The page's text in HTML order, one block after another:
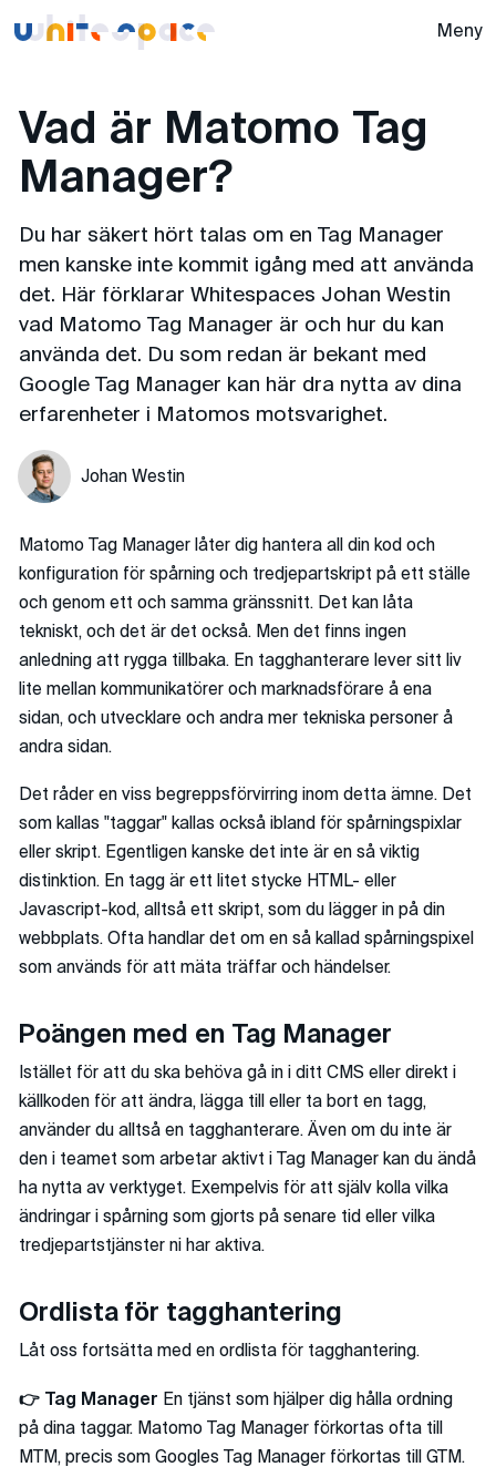
Whitespace - Meny
Vad är Matomo Tag
Manager?
Du har säkert hört talas om en Tag Manager
men kanske inte kommit igång med att använda
det. Här förklarar Whitespaces Johan Westin
vad Matomo Tag Manager är och hur du kan
använda det. Du som redan är bekant med
Google Tag Manager kan här dra nytta av dina
erfarenheter i Matomos motsvarighet.
Johan Westin
Matomo Tag Manager låter dig hantera all din kod och
konfiguration för spårning och tredjepartskript på ett ställe
och genom ett och samma gränssnitt. Det kan låta
tekniskt, och det är det också. Men det finns ingen
anledning att rygga tillbaka. En tagghanterare lever sitt liv
lite mellan kommunikatörer och marknadsförare å ena
sidan, och utvecklare och andra mer tekniska personer å
andra sidan.
Det råder en viss begreppsförvirring inom detta ämne. Det
som kallas "taggar" kallas också ibland för spårningspixlar
eller skript. Egentligen kanske det inte är en så viktig
distinktion. En tagg är ett litet stycke HTML- eller
Javascript-kod, alltså ett skript, som du lägger in på din
webbplats. Ofta handlar det om en så kallad spårningspixel
som används för att mäta träffar och händelser.
Poängen med en Tag Manager
Istället för att du ska behöva gå in i ditt CMS eller direkt i
källkoden för att ändra, lägga till eller ta bort en tagg,
använder du alltså en tagghanterare. Även om du inte är
den i teamet som arbetar aktivt i Tag Manager kan du ändå
ha nytta av verktyget. Exempelvis för att själv kolla vilka
ändringar i spårning som gjorts på senare tid eller vilka
tredjepartstjänster ni har aktiva.
Ordlista för tagghantering
Låt oss fortsätta med en ordlista för tagghantering.
👉 Tag Manager En tjänst som hjälper dig hålla ordning
på dina taggar. Matomo Tag Manager förkortas ofta till
MTM, precis som Googles Tag Manager förkortas till GTM.